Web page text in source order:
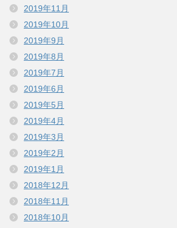
2019年11月
2019年10月
2019年9月
2019年8月
2019年7月
2019年6月
2019年5月
2019年4月
2019年3月
2019年2月
2019年1月
2018年12月
2018年11月
2018年10月